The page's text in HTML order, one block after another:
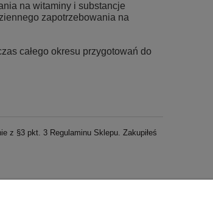
na witaminy i substancje
zapotrzebowania na
całego okresu przygotowań do
z §3 pkt. 3 Regulaminu Sklepu. Zakupiłeś